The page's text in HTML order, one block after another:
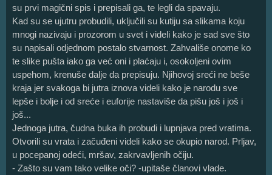
su prvi magični spis i prepisali ga, te legli da spavaju.
Kad su se ujutru probudili, uključili su kutiju sa slikama koju
mnogi nazivaju i prozorom u svet i videli kako je sad sve što
su napisali odjednom postalo stvarnost. Zahvališe onome ko
te slike pušta iako ga već oni i plaćaju i, osokoljeni ovim
uspehom, krenuše dalje da prepisuju. Njihovoj sreći ne beše
kraja jer svakoga bi jutra iznova videli kako je narodu sve
lepše i bolje i od sreće i euforije nastaviše da pišu još i još i
još...
Jednoga jutra, čudna buka ih probudi i lupnjava pred vratima.
Otvorili su vrata i začuđeni videli kako se okupio narod. Prljav,
u pocepanoj odeći, mršav, zakrvavljenih očiju.
- Zašto su vam tako velike oči? -upitaše članovi vlade.